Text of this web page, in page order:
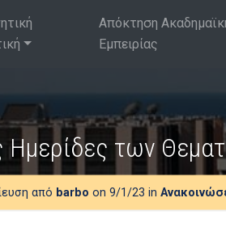
Απόκτηση
Εμπειρίας
Ημερίδες των
από barbo on 9/1/23 in